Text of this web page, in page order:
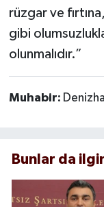
rüzgar ve
gibi
olunmalıdır.”
Muhabir:
Bunlar da